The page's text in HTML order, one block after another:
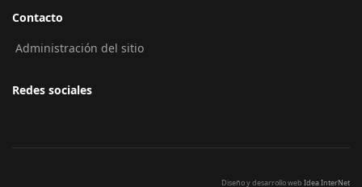
Contacto
Administración del sitio
Redes sociales
Diseño y desarrollo web Idea InterNet